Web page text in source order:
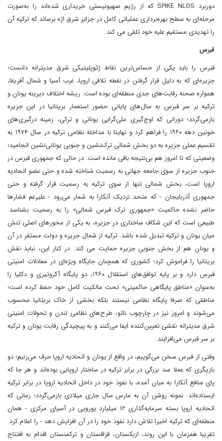
دوربرد SPIKE NLOS که از رژیم صهیونیستی خریداری شده‌اند را به‌صورت
مرحله‌ای به سطح بهره‌برداری عملیاتی کامل در جزایر شرق اژه برساند که ترکیه آن
را تهدیدی مستقیم علیه خود تلقی می کند.
قبرس
قبرس را باید یکی از حساس‌ترین نقاط ژئوپلیتیکی شرق مدیترانه دانست؛
جزیره‌ای که به دلیل قرار گرفتن در نقطه تلاقی اروپا، غرب آسیا و شمال آفریقا،
همواره صحنه رقابت‌های جدی منطقه‌ای بوده است. ریشه اختلاف دیرینه یونان و
ترکیه بر سر قبرس به سال‌های پایانی حضور استعمار بریتانیا در این جزیره
بازمی‌گردد؛ دورانی که اوج‌گیری ملی‌گرایی یونانی و ترکی، زمینه درگیری‌های
خونین دهه ۱۹۶۰ را فراهم کرد و نهایتا با مداخله نظامی ترکیه در سال ۱۹۷۴ به
تقسیم عملی جزیره به دو بخش شمالی ترک‌نشین و جنوبی یونانی‌نشین انجامید؛
وضعیتی که تا امروز هم بی‌نتیجه باقی مانده است. در حالی که جمهوری قبرس در
جنوب جزیره از سوی جامعه جهانی به رسمیت شناخته شده و حتی عضو اتحادیه
اروپا است، بخش شمالی تنها از سوی ترکیه به رسمیت قرار گرفته و حتی
جمهوری آذربایجان - که متحد نزدیک آنکارا به شمار می‌رود - علیرغم فشارها
حاضر نشده حاکمیت «جمهوری ترک قبرس شمالی» را به رسمیت بشناسد.
طبیعی است که این شکاف ساختاری در جزیره، به یکی از محورهای اصلی تنش
میان یونان و ترکیه تبدیل شده باشد. ترکیه از شمال جزیره و دولت مستقر در آن
و یونان هم از بخش جنوبی جزیره حمایت می کند. در کنار این، نباید نقش
بریتانیا را فراموش کرد؛ کشوری که همچنان جایگاه ویژه‌ای در معادلات امنیتی
قبرس دارد و بر پایه توافق‌های استقلال ۱۹۶۰، دو پایگاه آکروتیری و دکلیا را
به‌عنوان «مناطق پایگاهی حاکمیتی» تحت مالکیت کامل خود حفظ کرده است؛
مناطقی که صرفا پایگاه نظامی نیستند بلکه بخشی از خاک بریتانیا محسوب
می‌شوند و امروز نیز در چارچوب ناتو، طرح‌های نظامی لندن و تحولات امنیتی
شرق مدیترانه نقشی تعیین‌کننده ایفا می‌کنند و به پیچیدگی رقابت یونان و ترکیه
بر سر قبرس می‌افزایند.
وقتی از قبرس سخن می‌گوییم، در واقع از یونان و اتحادیه اروپا حرف می‌زنیم؛ دو
بازیگری که عملا سد بزرگی در برابر ترکیه در ساختار اروپایی بوده‌اند و هر جا که
پای منافع آنکارا به میان آمده، با نفوذ خود در داخل اتحادیه اروپا در برابر ترکیه
ایستاده‌اند. نمونه روشن آن به مارس سال جاری میلادی بازمی‌گردد؛ زمانی که
اتحادیه اروپا بسته سرمایه‌گذاری ۱۲ میلیارد یورویی در آسیای مرکزی - همان
منطقه‌ای که ترکیه اخیرا تلاش دارد نفوذ خود را در آن افزایش دهد - را اعلام کرد.
تقریبا همزمان با این روند، ازبکستان، قزاقستان و ترکمنستان اقدام به افتتاح